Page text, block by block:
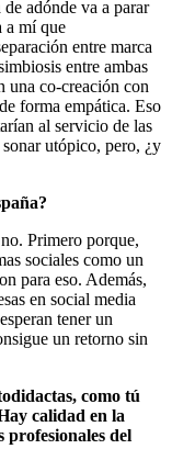
adónde va a parar
a mí que
entre marca
entre ambas
una co-creación con
forma empática. Eso
al servicio de las
sonar utópico, pero, ¿y
Primero porque,
sociales como un
para eso. Además,
en social media
tener un
un retorno sin
como tú
calidad en la
profesionales del